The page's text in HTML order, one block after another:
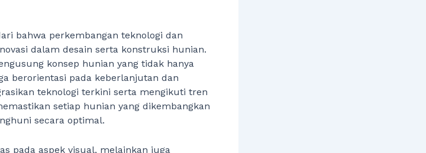
bahwa perkembangan teknologi dan
dalam desain serta konstruksi hunian.
konsep hunian yang tidak hanya
berorientasi pada keberlanjutan dan
teknologi terkini serta mengikuti tren
setiap hunian yang dikembangkan
secara optimal.
pada aspek visual, melainkan juga